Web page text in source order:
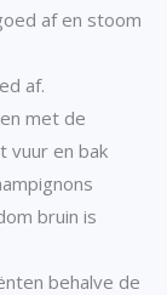
af en stoom
af.
met de
vuur en bak
bruin is
behalve de